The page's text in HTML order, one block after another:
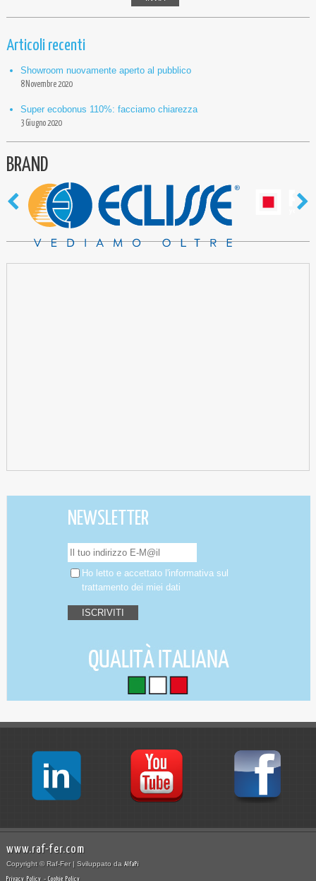
Articoli recenti
Showroom nuovamente aperto al pubblico
8 Novembre 2020
Super ecobonus 110%: facciamo chiarezza
3 Giugno 2020
BRAND
NEWSLETTER
Ho letto e accettato l'informativa sul
trattamento dei miei dati
www.raf-fer.com
Copyright © Raf-Fer | Sviluppato da AlfaPi
Privacy Policy - Cookie Policy